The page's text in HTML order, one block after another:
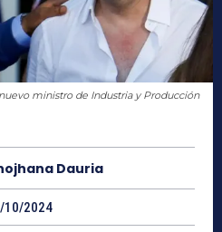
ministro de Industria y Producción
Dauria
10/2024